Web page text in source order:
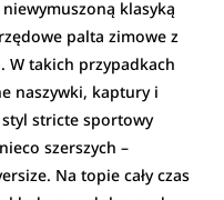
klasyką
palta zimowe z
W takich przypadkach
naszywki, kaptury i
stricte sportowy
szerszych –
Na topie cały czas